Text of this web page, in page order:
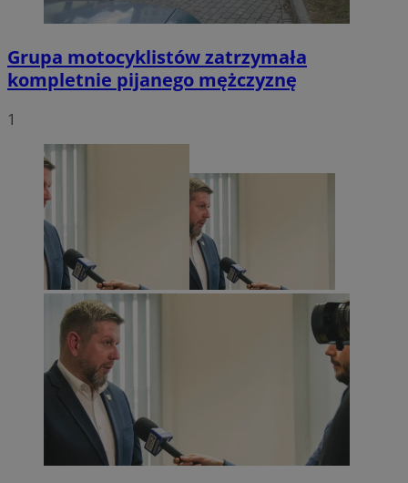
Grupa motocyklistów zatrzymała
kompletnie pijanego mężczyznę
1